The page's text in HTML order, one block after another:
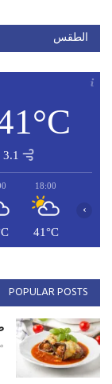
الطقس
3.1 م\ث
18:00
41°C
›
POPULAR POSTS